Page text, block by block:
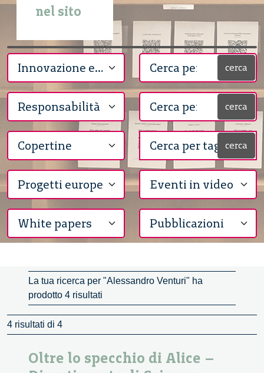
nel sito
cerca
cerca
cerca
La tua ricerca per "Alessandro Venturi" ha
prodotto 4 risultati
4 risultati di 4
Oltre lo specchio di Alice –